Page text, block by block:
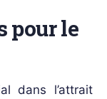
pour le
dans l’attrait